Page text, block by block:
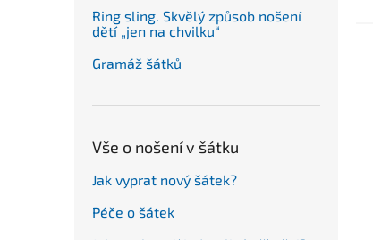
Ring sling. Skvělý způsob nošení
dětí „jen na chvilku“
Gramáž šátků
Vše o nošení v šátku
Jak vyprat nový šátek?
Péče o šátek